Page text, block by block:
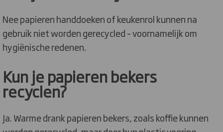
Nee papieren handdoeken of keukenrol kunnen na
gebruik niet worden gerecycled – voornamelijk om
hygiënische redenen.
Kun je papieren bekers
recyclen?
Ja. Warme drank papieren bekers, zoals koffie kunnen